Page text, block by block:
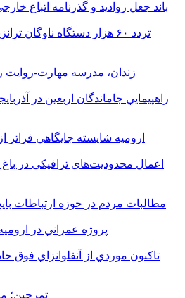
باند جعل روادید و گذرنامه اتباع
تردد ۶۰ هزار دستگاه ناوگان
زندان، مدرسه مهارت-روايت
راهپيمايي جاماندگان اربعين در
اروميه شايسته جايگاهي
اعمال محدودیت‌های ترافیکی در
مطالبات مردم در حوزه ارتباطات
247 پروژه عمراني در
تاکنون موردي از آنفلوانزاي فوق
تمرچين؛